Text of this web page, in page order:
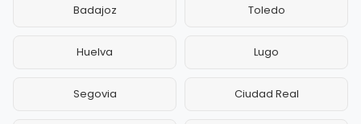
Badajoz Toledo
Huelva Lugo
Segovia Ciudad Real